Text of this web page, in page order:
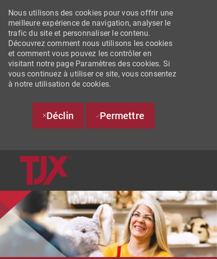
SKIP TO MAIN CONTENT
Nous utilisons des cookies pour vous offrir une
meilleure expérience de navigation, analyser le
trafic du site et personnaliser le contenu.
Découvrez comment nous utilisons les cookies
et comment vous pouvez les contrôler en
visitant notre page Paramètres des cookies. Si
vous continuez à utiliser ce site, vous consentez
à notre utilisation de cookies.
Déclin Permettre